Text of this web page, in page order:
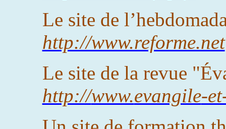
Le site de
http://www.reforme.net
Le site de la revue
http://www.evangile-